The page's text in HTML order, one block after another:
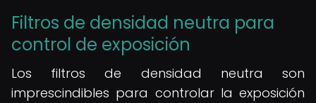
Filtros de densidad neutra para
control de exposición
Los filtros de densidad neutra son
imprescindibles para controlar la exposición